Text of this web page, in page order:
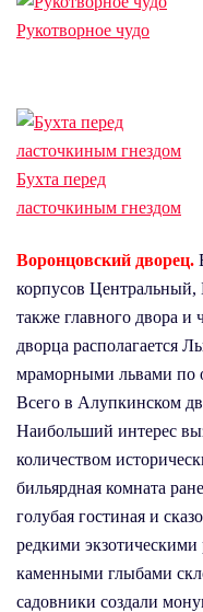
Рукотворное чудо
Бухта перед
ласточкиным гнездом
Воронцовский дворец.
корпусов
также главного двора
дворца располагается
мраморными львами по
Всего в Алупкинском
Наибольший интерес
количеством
бильярдная комната
голубая гостиная и
редкими
каменными глыбами
садовники создали